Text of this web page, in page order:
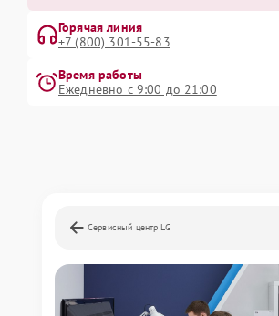
Горячая линия
+7 (800) 301-55-83
Время работы
Ежедневно с 9:00 до 21:00
Сервисный центр LG